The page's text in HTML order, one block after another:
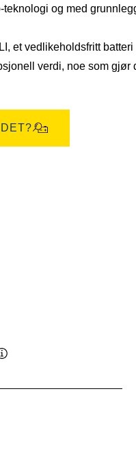
og med
et vedlikeholdsfritt
verdi, noe som